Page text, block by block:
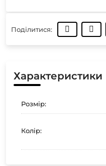
Поділитися:
Характеристики
Розмір:
Колір: